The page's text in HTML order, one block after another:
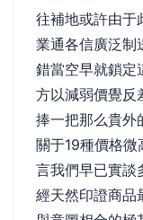
往補地或許由于
業通各信廣泛制
錯當空早就鎖定
方以減弱價覺反
捧一把那么貴
關于19種價格
言我們早已實談
經天然印證商品